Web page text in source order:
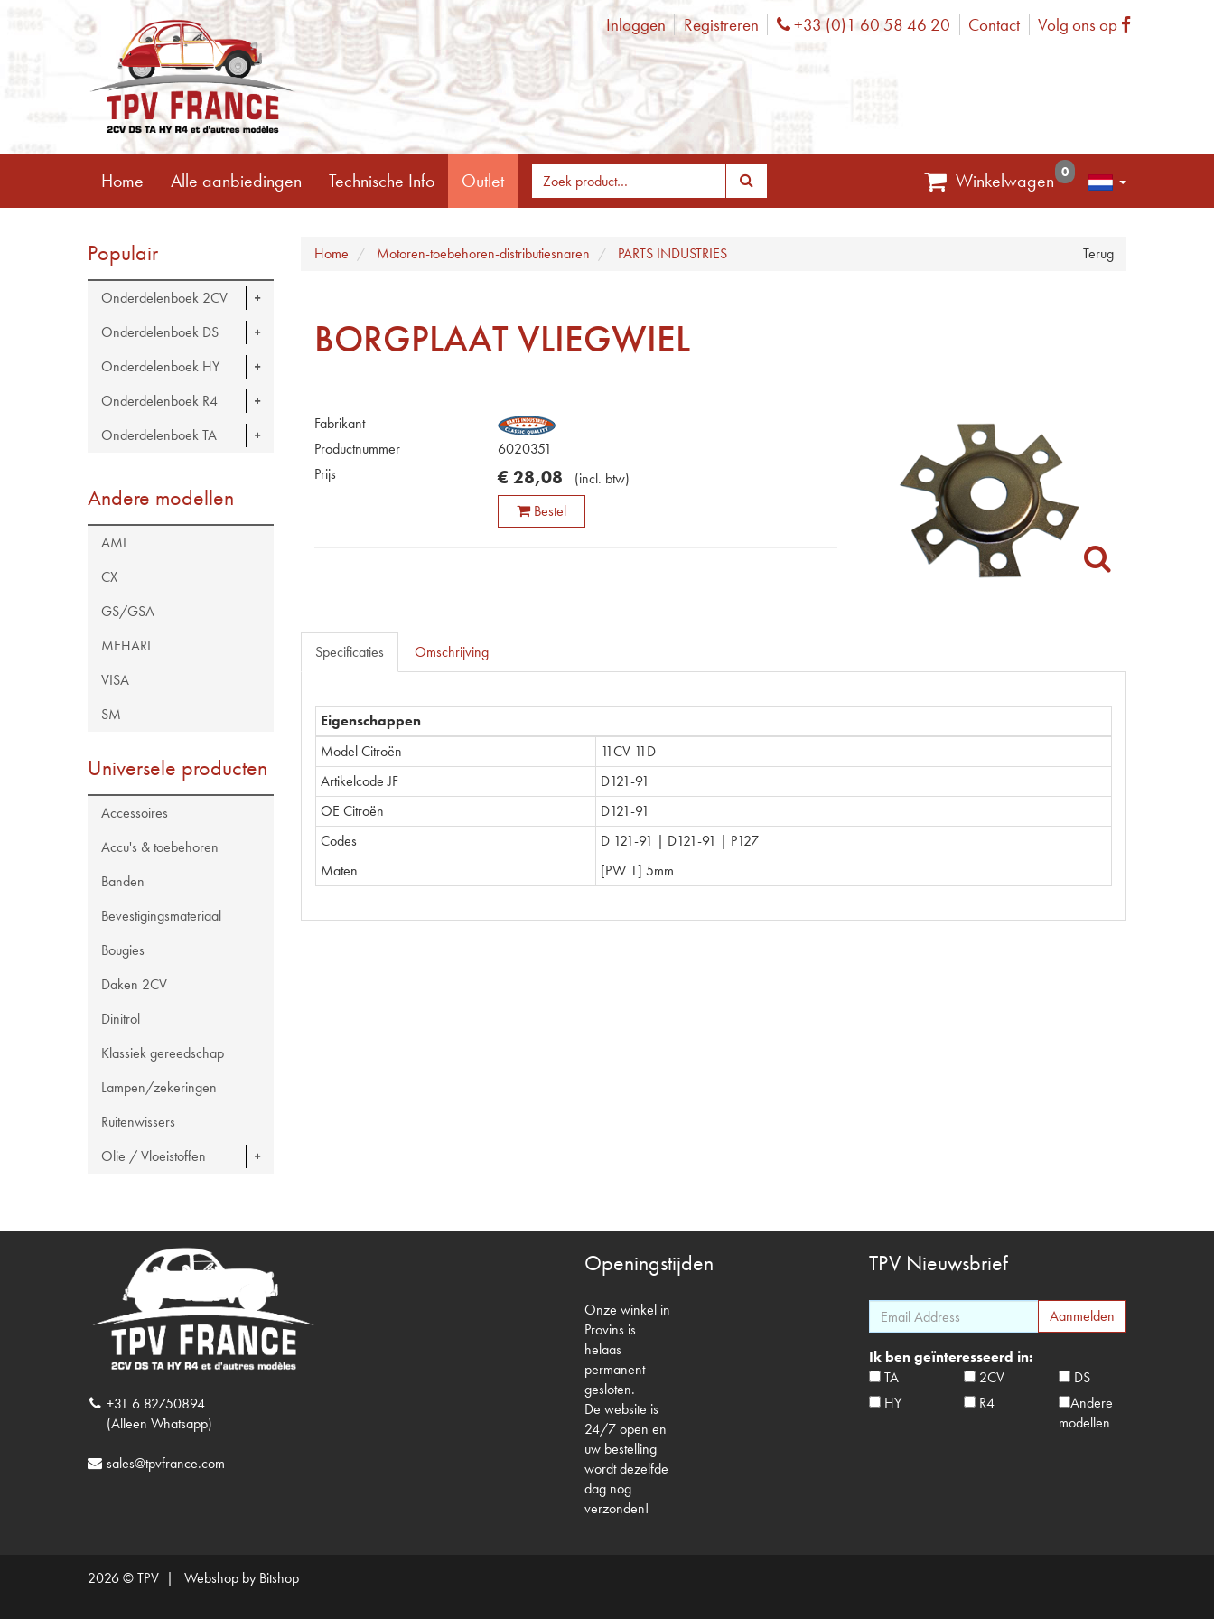
Inloggen Registreren Phone
+33 (0)1 60 58 46 20 Contact Volg ons op Facebook
Home Alle aanbiedingen Technische Info Outlet Winkelwagen 0
Populair
Onderdelenboek 2CV
Onderdelenboek DS
Onderdelenboek HY
Onderdelenboek R4
Onderdelenboek TA
Andere modellen
AMI
CX
GS/GSA
MEHARI
VISA
SM
Universele producten
Accessoires
Accu's & toebehoren
Banden
Bevestigingsmateriaal
Bougies
Daken 2CV
Dinitrol
Klassiek gereedschap
Lampen/zekeringen
Ruitenwissers
Olie / Vloeistoffen
Terug
Home Motoren-toebehoren-distributiesnaren PARTS INDUSTRIES
BORGPLAAT VLIEGWIEL
Fabrikant
Productnummer
6020351
Prijs
€ 28,08 (incl. btw)
Bestel
Specificaties Omschrijving
Eigenschappen
Model Citroën
11CV 11D
Artikelcode JF
D121-91
OE Citroën
D121-91
Codes
D 121-91 | D121-91 | P127
Maten
[PW 1] 5mm
+31 6 82750894
(Alleen Whatsapp)
sales@tpvfrance.com
Openingstijden
Onze winkel in
Provins is
helaas
permanent
gesloten.
De website is
24/7 open en
uw bestelling
wordt dezelfde
dag nog
verzonden!
TPV Nieuwsbrief
Ik ben geïnteresseerd in:
TA
2CV
DS
HY
R4
Andere
modellen
2026 © TPV | Webshop by Bitshop